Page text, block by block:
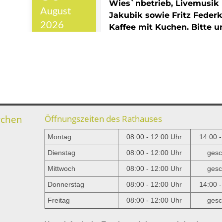
Öffnungszeiten des Rathauses
Montag 08:00 - 12:00 Uhr
14:00
Dienstag
08:00 - 12:00 Uhr
Mittwoch
08:00 - 12:00 Uhr
Donnerstag
08:00 - 12:00 Uhr
14:00
Freitag
08:00 - 12:00 Uhr